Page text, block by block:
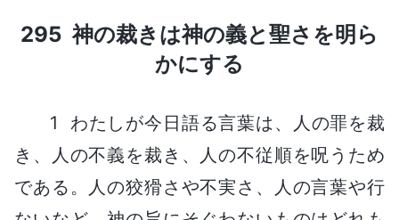
295 神の裁きは神の義と聖さを明ら
かにする
1 わたしが今日語る言葉は、人の罪を裁
き、人の不義を裁き、人の不従順を呪うため
である。人の狡猾さや不実さ、人の言葉や行